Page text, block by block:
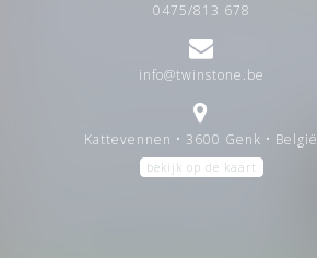
0475/813 678
info@twinstone.be
Kattevennen • 3600 Genk • België
bekijk op de kaart